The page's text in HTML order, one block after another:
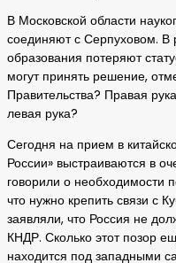
В Московской области
соединяют с Серпуховом. В
образования потеряют
могут принять решение,
Правительства? Правая
левая рука?
Сегодня на прием в
России» выстраиваются в
говорили о необходимости
что нужно крепить связи с
заявляли, что Россия не
КНДР. Сколько этот позор
находится под западными